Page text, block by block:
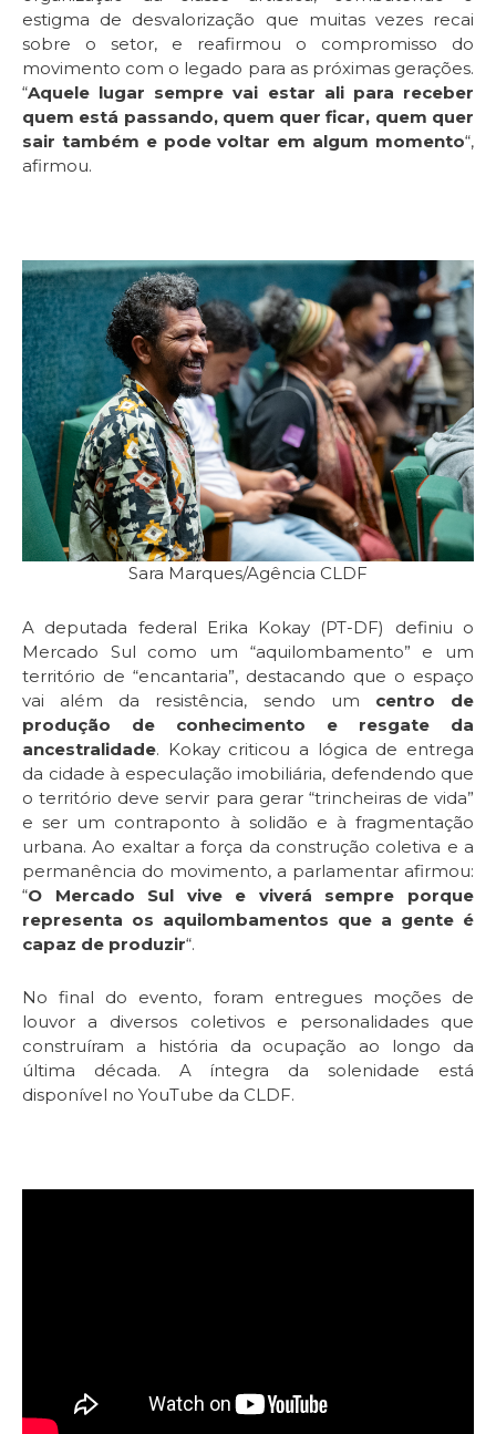
estigma de desvalorização que muitas vezes recai
sobre o setor, e reafirmou o compromisso do
movimento com o legado para as próximas gerações.
“Aquele lugar sempre vai estar ali para receber
quem está passando, quem quer ficar, quem quer
sair também e pode voltar em algum momento“,
afirmou.
Sara Marques/Agência CLDF
A deputada federal Erika Kokay (PT-DF) definiu o
Mercado Sul como um “aquilombamento” e um
território de “encantaria”, destacando que o espaço
vai além da resistência, sendo um centro de
produção de conhecimento e resgate da
ancestralidade. Kokay criticou a lógica de entrega
da cidade à especulação imobiliária, defendendo que
o território deve servir para gerar “trincheiras de vida”
e ser um contraponto à solidão e à fragmentação
urbana. Ao exaltar a força da construção coletiva e a
permanência do movimento, a parlamentar afirmou:
“O Mercado Sul vive e viverá sempre porque
representa os aquilombamentos que a gente é
capaz de produzir“.
No final do evento, foram entregues moções de
louvor a diversos coletivos e personalidades que
construíram a história da ocupação ao longo da
última década. A íntegra da solenidade está
disponível no YouTube da CLDF.